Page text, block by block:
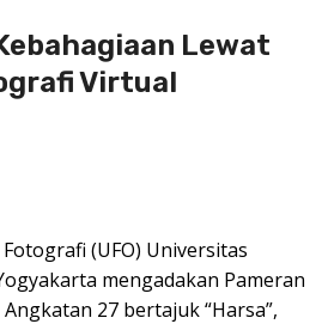
Lewat
Virtual
(UFO) Universitas
mengadakan Pameran
27 bertajuk “Harsa”,